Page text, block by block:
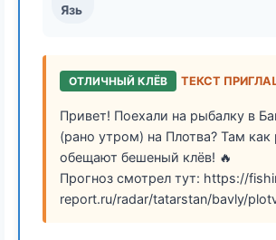
Язь
ОТЛИЧНЫЙ КЛЁВ ТЕКСТ
Привет! Поехали на рыбалку в
(рано утром) на Плотва? Там как
обещают бешеный клёв! 🔥
Прогноз смотрел тут: https://
report.ru/radar/tatarstan/bavly/